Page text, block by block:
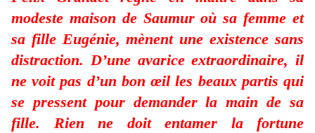
modeste maison de Saumur où sa femme et
sa fille Eugénie, mènent une existence sans
distraction. D’une avarice extraordinaire, il
ne voit pas d’un bon œil les beaux partis qui
se pressent pour demander la main de sa
fille. Rien ne doit entamer la fortune